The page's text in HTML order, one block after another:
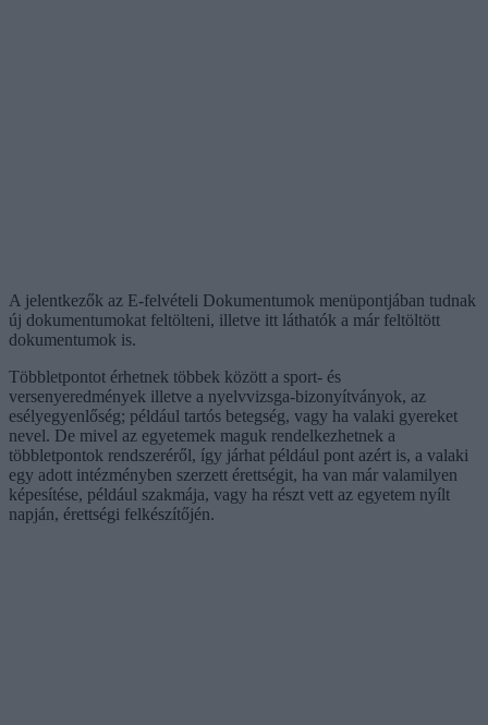
A jelentkezők az E-felvételi Dokumentumok menüpontjában tudnak
új dokumentumokat feltölteni, illetve itt láthatók a már feltöltött
dokumentumok is.
Többletpontot érhetnek többek között a sport- és
versenyeredmények illetve a nyelvvizsga-bizonyítványok, az
esélyegyenlőség; például tartós betegség, vagy ha valaki gyereket
nevel. De mivel az egyetemek maguk rendelkezhetnek a
többletpontok rendszeréről, így járhat például pont azért is, a valaki
egy adott intézményben szerzett érettségit, ha van már valamilyen
képesítése, például szakmája, vagy ha részt vett az egyetem nyílt
napján, érettségi felkészítőjén.